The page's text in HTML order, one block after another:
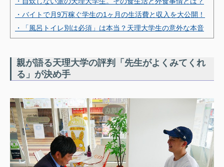
・バイトで月9万稼ぐ学生の1ヶ月の生活費と収入を大公開！
・「風呂トイレ別は必須」は本当？天理大学生の意外な本音
親が語る天理大学の評判「先生がよくみてくれ
る」が決め手